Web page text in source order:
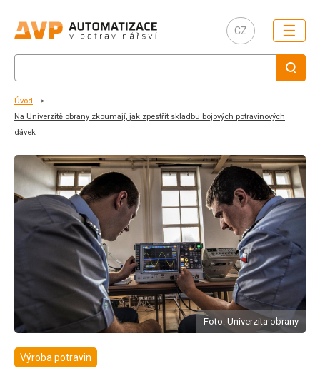
CZ ☰
Úvod
Na Univerzitě obrany zkoumají, jak zpestřit skladbu bojových potravinových
dávek
Foto: Univerzita obrany
Výroba potravin